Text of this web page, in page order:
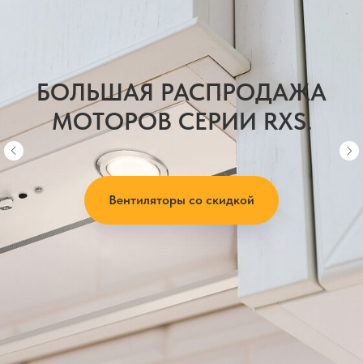
БОЛЬШАЯ РАСПРОДАЖА
МОТОРОВ СЕРИИ RXS.
Вентиляторы со скидкой